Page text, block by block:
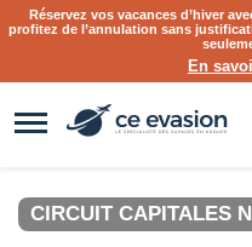
Réservez vos vacances d’hiver
profitez de l’annulation sans
En
CIRCUIT CAPITALES